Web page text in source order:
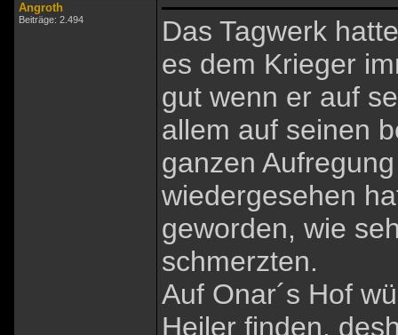
Angroth
Beiträge: 2.494
Das Tagwerk
es dem Krieger
gut wenn er auf
allem auf seinen
ganzen
wiedergesehen
geworden, wie
schmerzten.
Auf Onar´s Hof
Heiler finden,